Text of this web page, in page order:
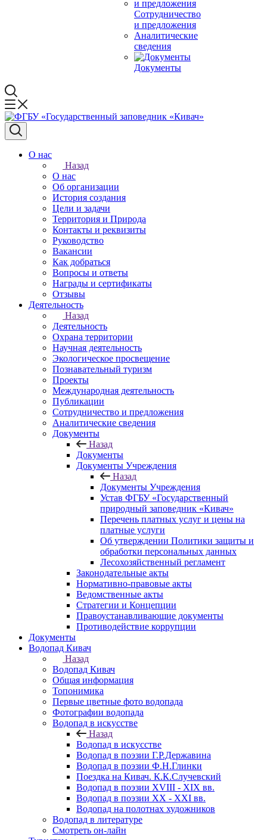
Сотрудничество
и предложения
Аналитические
сведения
Документы
О нас
Назад
О нас
Об организации
История создания
Цели и задачи
Территория и Природа
Контакты и реквизиты
Руководство
Вакансии
Как добраться
Вопросы и ответы
Награды и сертификаты
Отзывы
Деятельность
Назад
Деятельность
Охрана территории
Научная деятельность
Экологическое просвещение
Познавательный туризм
Проекты
Международная деятельность
Публикации
Сотрудничество и предложения
Аналитические сведения
Документы
Назад
Документы
Документы Учреждения
Назад
Документы Учреждения
Устав ФГБУ «Государственный
природный заповедник «Кивач»
Перечень платных услуг и цены на
платные услуги
Об утверждении Политики защиты и
обработки персональных данных
Лесохозяйственный регламент
Законодательные акты
Нормативно-правовые акты
Ведомственные акты
Стратегии и Концепции
Правоустанавливающие документы
Противодействие коррупции
Документы
Водопад Кивач
Назад
Водопад Кивач
Общая информация
Топонимика
Первые цветные фото водопада
Фотографии водопада
Водопад в искусстве
Назад
Водопад в искусстве
Водопад в поэзии Г.Р.Державина
Водопад в поэзии Ф.Н.Глинки
Поездка на Кивач. К.К.Случевский
Водопад в поэзии XVIII - XIX вв.
Водопад в поэзии XX - XXI вв.
Водопад на полотнах художников
Водопад в литературе
Смотреть он-лайн